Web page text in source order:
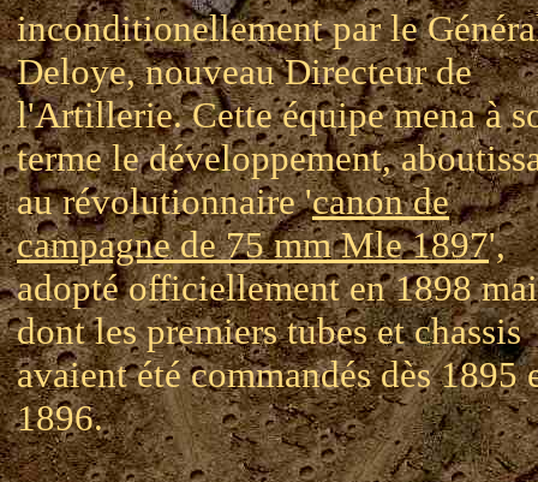
inconditionellement par le
Deloye, nouveau Directeur de
l'Artillerie. Cette équipe mena à
terme le développement,
au révolutionnaire 'canon de
campagne de 75 mm Mle 1897',
adopté officiellement en 1898
dont les premiers tubes et chassis
avaient été commandés dès 1895
1896.